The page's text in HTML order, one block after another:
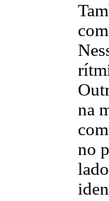
na
no